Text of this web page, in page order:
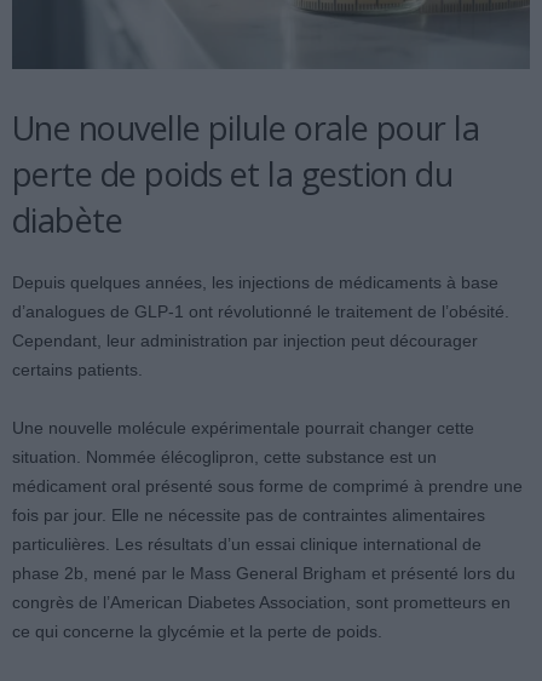
Une nouvelle pilule orale pour la
perte de poids et la gestion du
diabète
Depuis quelques années, les injections de médicaments à base
d’analogues de GLP-1 ont révolutionné le traitement de l’obésité.
Cependant, leur administration par injection peut décourager
certains patients.
Une nouvelle molécule expérimentale pourrait changer cette
situation. Nommée élécoglipron, cette substance est un
médicament oral présenté sous forme de comprimé à prendre une
fois par jour. Elle ne nécessite pas de contraintes alimentaires
particulières. Les résultats d’un essai clinique international de
phase 2b, mené par le Mass General Brigham et présenté lors du
congrès de l’American Diabetes Association, sont prometteurs en
ce qui concerne la glycémie et la perte de poids.